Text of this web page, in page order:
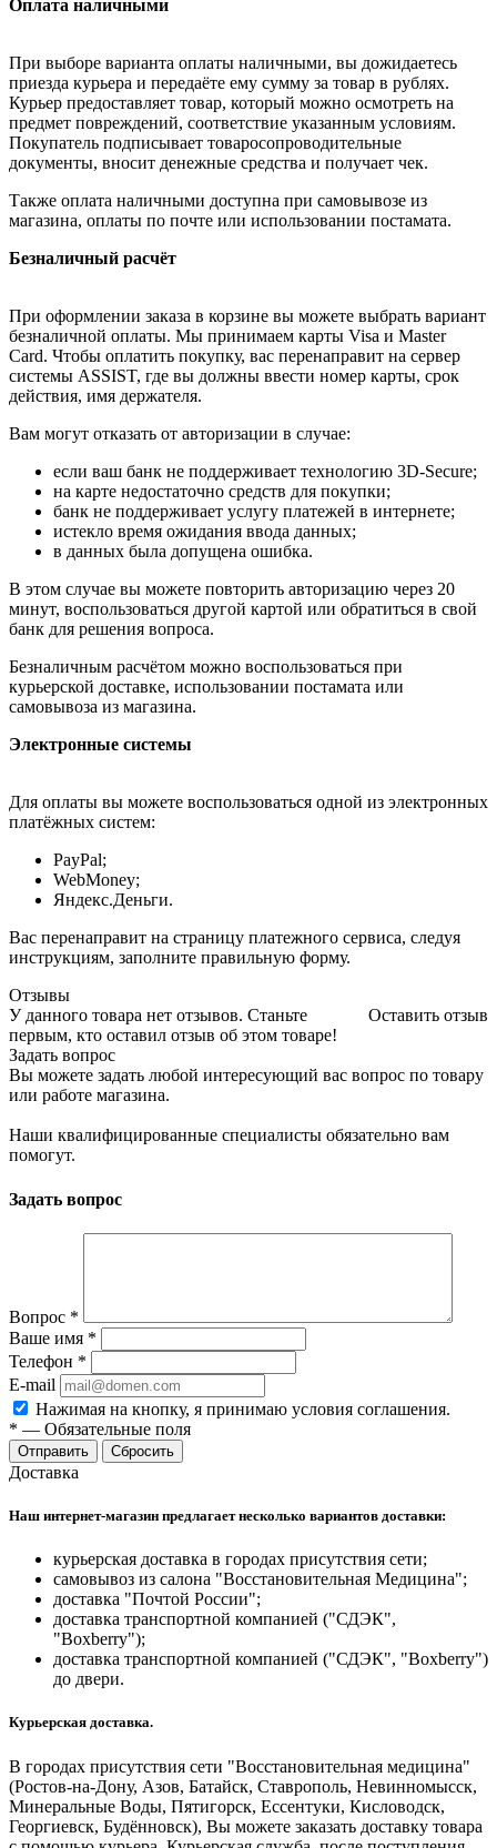
Оплата наличными
При выборе варианта оплаты наличными, вы дожидаетесь
приезда курьера и передаёте ему сумму за товар в рублях.
Курьер предоставляет товар, который можно осмотреть на
предмет повреждений, соответствие указанным условиям.
Покупатель подписывает товаросопроводительные
документы, вносит денежные средства и получает чек.
Также оплата наличными доступна при самовывозе из
магазина, оплаты по почте или использовании постамата.
Безналичный расчёт
При оформлении заказа в корзине вы можете выбрать вариант
безналичной оплаты. Мы принимаем карты Visa и Master
Card. Чтобы оплатить покупку, вас перенаправит на сервер
системы ASSIST, где вы должны ввести номер карты, срок
действия, имя держателя.
Вам могут отказать от авторизации в случае:
если ваш банк не поддерживает технологию 3D-Secure;
на карте недостаточно средств для покупки;
банк не поддерживает услугу платежей в интернете;
истекло время ожидания ввода данных;
в данных была допущена ошибка.
В этом случае вы можете повторить авторизацию через 20
минут, воспользоваться другой картой или обратиться в свой
банк для решения вопроса.
Безналичным расчётом можно воспользоваться при
курьерской доставке, использовании постамата или
самовывоза из магазина.
Электронные системы
Для оплаты вы можете воспользоваться одной из электронных
платёжных систем:
PayPal;
WebMoney;
Яндекс.Деньги.
Вас перенаправит на страницу платежного сервиса, следуя
инструкциям, заполните правильную форму.
Отзывы
Оставить отзыв
У данного товара нет отзывов. Станьте
первым, кто оставил отзыв об этом товаре!
Задать вопрос
Вы можете задать любой интересующий вас вопрос по товару
или работе магазина.
Наши квалифицированные специалисты обязательно вам
помогут.
Задать вопрос
Вопрос *
Ваше имя *
Телефон *
E-mail
Нажимая на кнопку, я принимаю условия соглашения.
* — Обязательные поля
Отправить Сбросить
Доставка
Наш интернет-магазин предлагает несколько вариантов доставки:
курьерская доставка в городах присутствия сети;
самовывоз из салона "Восстановительная Медицина";
доставка "Почтой России";
доставка транспортной компанией ("СДЭК",
"Boxberry");
доставка транспортной компанией ("СДЭК", "Boxberry")
до двери.
Курьерская доставка.
В городах присутствия сети "Восстановительная медицина"
(Ростов-на-Дону, Азов, Батайск, Ставрополь, Невинномысск,
Минеральные Воды, Пятигорск, Ессентуки, Кисловодск,
Георгиевск, Будённовск), Вы можете заказать доставку товара